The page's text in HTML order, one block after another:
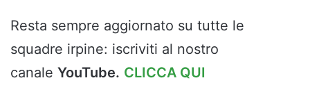
Resta sempre aggiornato su tutte le
squadre irpine: iscriviti al nostro
canale YouTube. CLICCA QUI